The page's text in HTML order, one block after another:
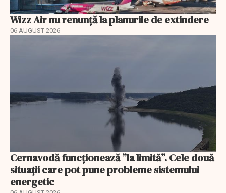
Wizz Air nu renunță la planurile de extindere
06 AUGUST 2026
Cernavodă funcționează ”la limită”. Cele două
situații care pot pune probleme sistemului
energetic